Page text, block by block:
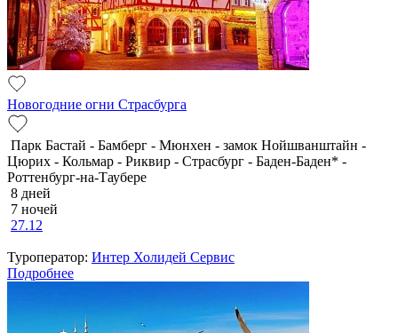
Новогодние огни Страсбурга
Парк Бастай - Бамберг - Мюнхен - замок Нойшванштайн -
Цюрих - Кольмар - Риквир - Страсбург - Баден-Баден* -
Роттенбург-на-Таубере
8 дней
7 ночей
27.12
Туроператор: Интер Холидей Сервис
Подробнее